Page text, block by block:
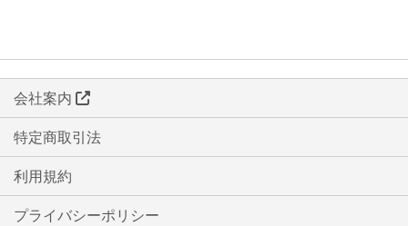
会社案内
特定商取引法
利用規約
プライバシーポリシー